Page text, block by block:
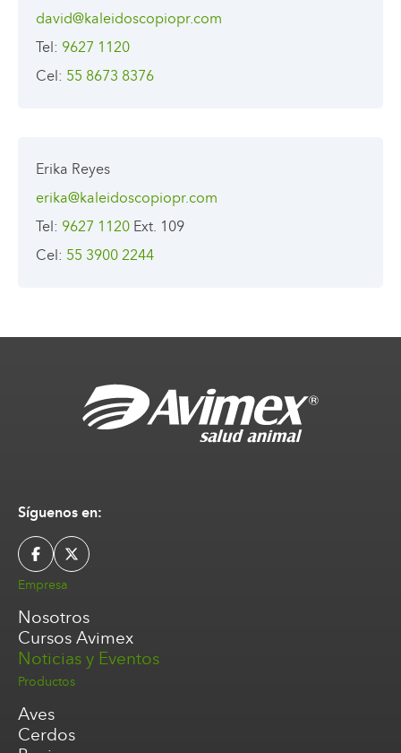
david@kaleidoscopiopr.com
Tel : 9627 1120
Cel : 55 8673 8376
Erika Reyes
erika@kaleidoscopiopr.com
Tel : 9627 1120 Ext. 109
Cel : 55 3900 2244
Síguenos en:
Empresa
Nosotros
Cursos Avimex
Noticias y Eventos
Productos
Aves
Cerdos